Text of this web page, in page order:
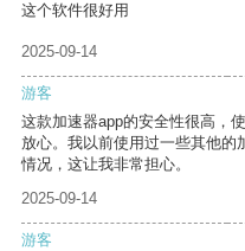
这个软件很好用
2025-09-14
游客
这款加速器app的安全性很高，
放心。我以前使用过一些其他的
情况，这让我非常担心。
2025-09-14
游客